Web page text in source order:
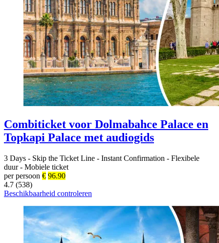
Combiticket voor Dolmabahce Palace en
Topkapi Palace met audiogids
3 Days - Skip the Ticket Line - Instant Confirmation - Flexibele
duur - Mobiele ticket
per persoon € 96.90
4.7 (538)
Beschikbaarheid controleren